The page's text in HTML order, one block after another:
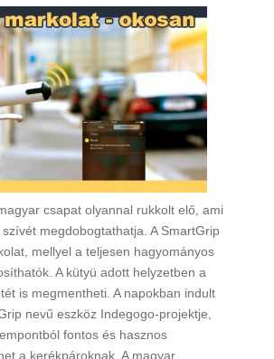
csapat olyannal rukkolt elő, ami
megdobogtathatja. A SmartGrip
mellyel a teljesen hagyományos
A kütyü adott helyzetben a
is megmentheti. A napokban indult
nevű eszköz Indegogo-projektje,
fontos és hasznos
a kerékpároknak. A magyar